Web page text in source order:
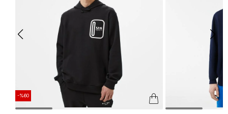
-%60